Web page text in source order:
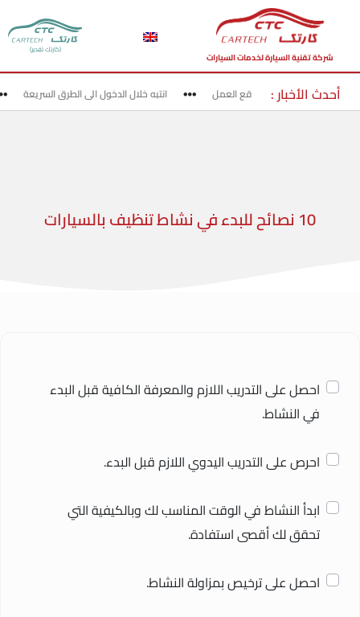
شركة تقنية السيارة لخدمات السيارات
(كارتك تقدير)
أحدث الأخبار :
قد بحذر في مناطق مواقع العمل انتبه خلال الدخول الى الطرق السريعة
10 نصائح للبدء في نشاط تنظيف بالسيارات
احصل على التدريب اللازم والمعرفة الكافية قبل البدء
في النشاط.
احرص على التدريب اليدوي اللازم قبل البدء.
ابدأ النشاط في الوقت المناسب لك وبالكيفية التي
تحقق لك أقصى استفادة.
احصل على ترخيص بمزاولة النشاط.